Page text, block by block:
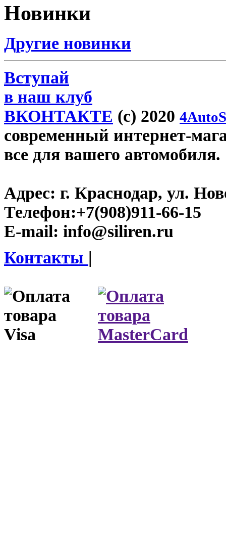
Новинки
Другие новинки
Вступай
в наш клуб
ВКОНТАКТЕ (c) 2020
современный интернет-
все для вашего автомобиля.
Адрес: г. Краснодар, ул.
Телефон:+7(908)911-66-15
E-mail: info@siliren.ru
Контакты |